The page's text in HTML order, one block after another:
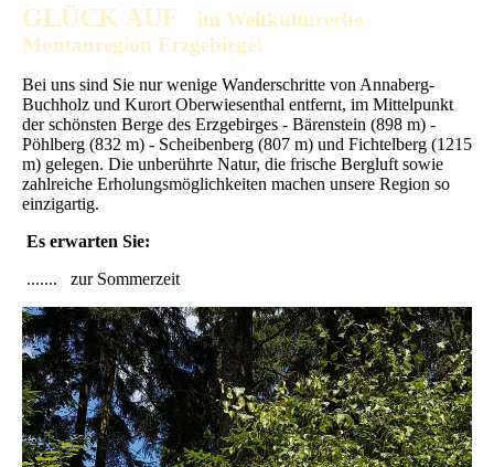
GLÜCK AUF
im Weltkulturerbe
Montanregion Erzgebirge!
Bei uns sind Sie nur wenige Wanderschritte von Annaberg-
Buchholz und Kurort Oberwiesenthal entfernt, im Mittelpunkt
der schönsten Berge des Erzgebirges - Bärenstein (898 m) -
Pöhlberg (832 m) - Scheibenberg (807 m) und Fichtelberg (1215
m) gelegen. Die unberührte Natur, die frische Bergluft sowie
zahlreiche Erholungsmöglichkeiten machen unsere Region so
einzigartig.
Es erwarten Sie:
....... zur Sommerzeit